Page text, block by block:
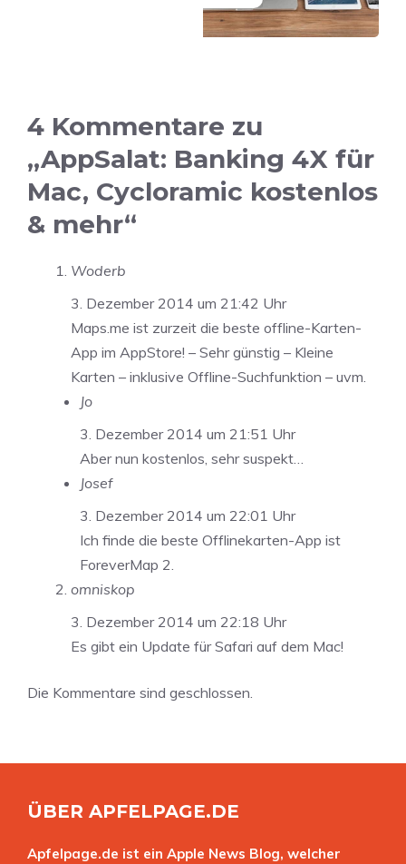
4 Kommentare zu
„AppSalat: Banking 4X für
Mac, Cycloramic kostenlos
& mehr“
Woderb
3. Dezember 2014 um 21:42 Uhr
Maps.me ist zurzeit die beste offline-Karten-
App im AppStore! – Sehr günstig – Kleine
Karten – inklusive Offline-Suchfunktion – uvm.
Jo
3. Dezember 2014 um 21:51 Uhr
Aber nun kostenlos, sehr suspekt…
Josef
3. Dezember 2014 um 22:01 Uhr
Ich finde die beste Offlinekarten-App ist
ForeverMap 2.
omniskop
3. Dezember 2014 um 22:18 Uhr
Es gibt ein Update für Safari auf dem Mac!
Die Kommentare sind geschlossen.
ÜBER APFELPAGE.DE
Apfelpage.de ist ein Apple News Blog, welcher